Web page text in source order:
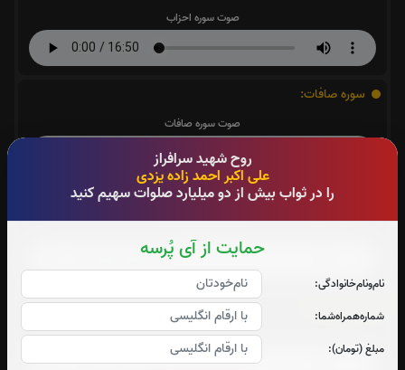
روح شهید سرافراز
علی اکبر احمد زاده یزدی
را در ثواب بیش از دو میلیارد صلوات سهیم کنید
حمایت از آی پُرسه
نام‌و‌نام‌خانوادگی:
شماره‌همراه‌شما:
مبلغ (تومان):
صوت سوره احزاب
سوره صافات:
صوت سوره صافات
سوره یاسین:
صوت سوره واقعه